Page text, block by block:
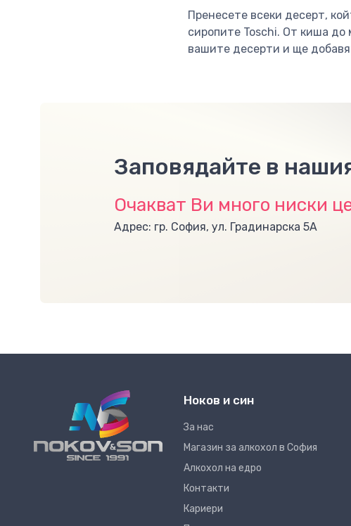
Пренесете всеки десерт,
сиропите Toschi. От киша
вашите десерти и ще
Заповядайте в
Очакват Ви много ниски
Адрес: гр. София, ул. Градинарска 5А
Ноков и син
За нас
Магазин за алкохол в София
Алкохол на едро
Контакти
Кариери